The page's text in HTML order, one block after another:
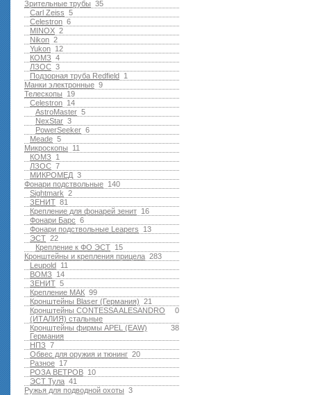
35
Зрительные трубы
5
Carl Zeiss
6
Celestron
2
MINOX
2
Nikon
12
Yukon
4
КОМЗ
3
ЛЗОС
1
Подзорная труба Redfield
9
Манки электронные
19
Телескопы
14
Celestron
5
AstroMaster
3
NexStar
6
PowerSeeker
5
Meade
11
Микроскопы
1
КОМЗ
7
ЛЗОС
3
МИКРОМЕД
140
Фонари подствольные
2
Sightmark
81
ЗЕНИТ
16
Крепление для фонарей зенит
6
Фонари Барс
13
Фонари подствольные Leapers
22
ЭСТ
15
Крепление к ФО ЭСТ
283
Кронштейны и крепления прицела
11
Leupold
14
ВОМЗ
5
ЗЕНИТ
99
Крепление МАК
21
Кронштейны Blaser (Германия)
0
Кронштейны CONTESSA ALESANDRO
(ИТАЛИЯ) стальные
38
Кронштейны фирмы APEL (EAW)
Германия
7
НПЗ
20
Обвес для оружия и тюнинг
17
Разное
10
РОЗА ВЕТРОВ
41
ЭСТ Тула
3
Ружья для подводной оxоты